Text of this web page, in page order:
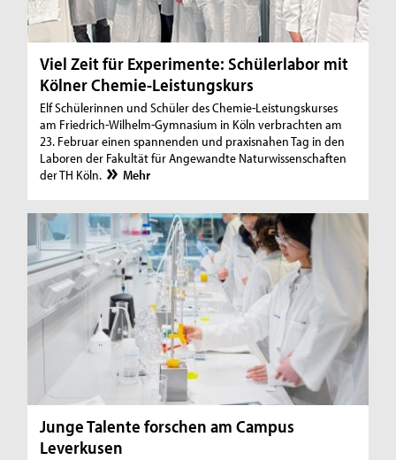
Viel Zeit für Experimente: Schülerlabor mit
Kölner Chemie-Leistungskurs
Elf Schülerinnen und Schüler des Chemie-Leistungskurses
am Friedrich-Wilhelm-Gymnasium in Köln verbrachten am
23. Februar einen spannenden und praxisnahen Tag in den
Laboren der Fakultät für Angewandte Naturwissenschaften
der TH Köln.
Mehr
Junge Talente forschen am Campus
Leverkusen